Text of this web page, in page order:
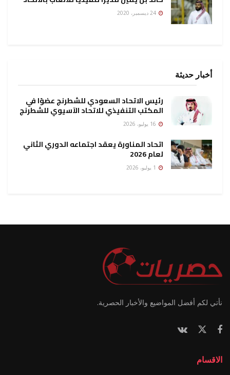
أخبار حديثة
رئيس الاتحاد السعودي للشطرنج عضوًا في
المكتب التنفيذي للاتحاد الآسيوي للشطرنج
اتحاد المناورة يعقد اجتماعه الدوري الثاني
لعام 2026
نأتي لكم أفضل المواضيع والأخبار الحصرية.
الاقسام